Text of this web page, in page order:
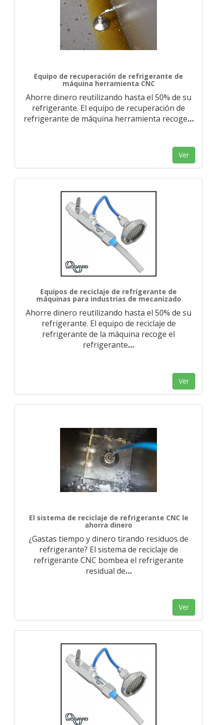
Equipo de recuperación de refrigerante de
máquina herramienta CNC
Ahorre dinero reutilizando hasta el 50% de su
refrigerante. El equipo de recuperación de
refrigerante de máquina herramienta recoge…
Ver
Equipos de reciclaje de refrigerante de
máquinas para industrias de mecanizado
Ahorre dinero reutilizando hasta el 50% de su
refrigerante. El equipo de reciclaje de
refrigerante de la máquina recoge el
refrigerante…
Ver
El sistema de reciclaje de refrigerante CNC le
ahorra dinero
¿Gastas tiempo y dinero tirando residuos de
refrigerante? El sistema de reciclaje de
refrigerante CNC bombea el refrigerante
residual de…
Ver